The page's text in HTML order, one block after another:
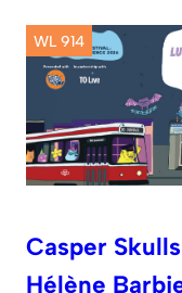
WL 914
Casper
Hélène